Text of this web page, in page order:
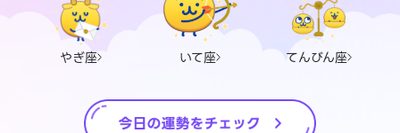
やぎ座 いて座 てんびん座